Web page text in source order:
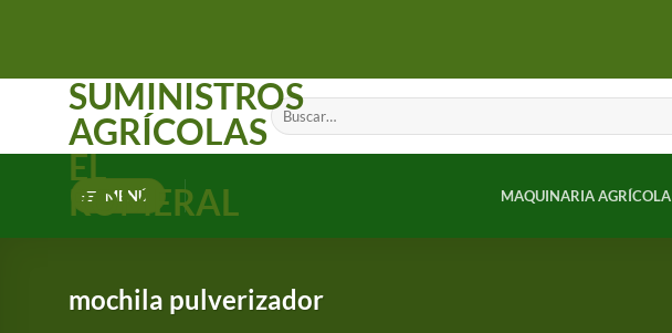
SUMINISTROS
AGRÍCOLAS
EL
ROMERAL
Buscar
por:
MENÚ MAQUINARIA AGRÍCOLA
mochila pulverizador